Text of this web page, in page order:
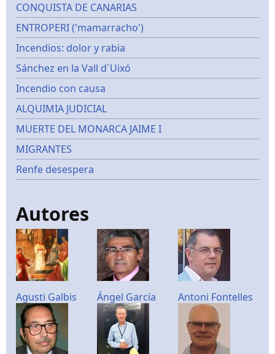
CONQUISTA DE CANARIAS
ENTROPERI ('mamarracho')
Incendios: dolor y rabia
Sánchez en la Vall d´Uixó
Incendio con causa
ALQUIMIA JUDICIAL
MUERTE DEL MONARCA JAIME I
MIGRANTES
Renfe desespera
Autores
Agusti Galbis Ángel García Antoni Fontelles